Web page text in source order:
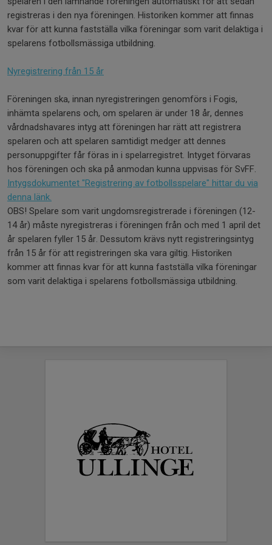
registreras i den nya föreningen. Historiken kommer att finnas
kvar för att kunna fastställa vilka föreningar som varit delaktiga i
spelarens fotbollsmässiga utbildning.
Nyregistrering från 15 år
Föreningen ska, innan nyregistreringen genomförs i Fogis,
inhämta spelarens och, om spelaren är under 18 år, dennes
vårdnadshavares intyg att föreningen har rätt att registrera
spelaren och att spelaren samtidigt medger att dennes
personuppgifter får föras in i spelarregistret. Intyget förvaras
hos föreningen och ska på anmodan kunna uppvisas för SvFF.
Intygsdokumentet "Registrering av fotbollsspelare" hittar du via
denna länk.
OBS! Spelare som varit ungdomsregistrerade i föreningen (12-
14 år) måste nyregistreras i föreningen från och med 1 april det
år spelaren fyller 15 år. Dessutom krävs nytt registreringsintyg
från 15 år för att registreringen ska vara giltig. Historiken
kommer att finnas kvar för att kunna fastställa vilka föreningar
som varit delaktiga i spelarens fotbollsmässiga utbildning.